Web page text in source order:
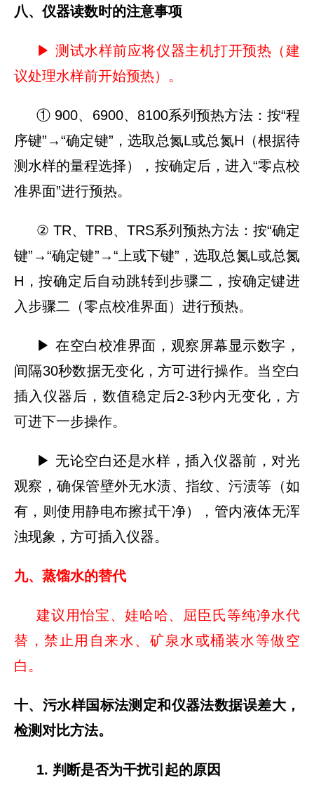
八、仪器读数时的注意事项
▶ 测试水样前应将仪器主机打开预热（建
议处理水样前开始预热）。
① 900、6900、8100系列预热方法：按“程
序键”→“确定键”，选取总氮L或总氮H（根据待
测水样的量程选择），按确定后，进入“零点校
准界面”进行预热。
② TR、TRB、TRS系列预热方法：按“确定
键”→“确定键”→“上或下键”，选取总氮L或总氮
H，按确定后自动跳转到步骤二，按确定键进
入步骤二（零点校准界面）进行预热。
▶ 在空白校准界面，观察屏幕显示数字，
间隔30秒数据无变化，方可进行操作。当空白
插入仪器后，数值稳定后2-3秒内无变化，方
可进下一步操作。
▶ 无论空白还是水样，插入仪器前，对光
观察，确保管壁外无水渍、指纹、污渍等（如
有，则使用静电布擦拭干净），管内液体无浑
浊现象，方可插入仪器。
九、蒸馏水的替代
建议用怡宝、娃哈哈、屈臣氏等纯净水代
替，禁止用自来水、矿泉水或桶装水等做空
白。
十、污水样国标法测定和仪器法数据误差大，
检测对比方法。
1. 判断是否为干扰引起的原因